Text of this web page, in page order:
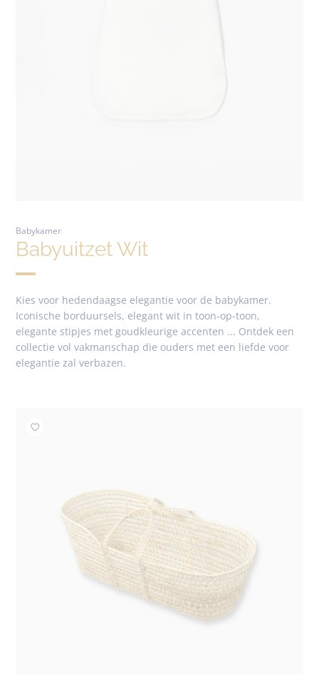
Babykamer
Babyuitzet Wit
Kies voor hedendaagse elegantie voor de babykamer.
Iconische borduursels, elegant wit in toon-op-toon,
elegante stipjes met goudkleurige accenten ... Ontdek een
collectie vol vakmanschap die ouders met een liefde voor
elegantie zal verbazen.
Toevoegen aan mijn favorieten : Reiswieg van